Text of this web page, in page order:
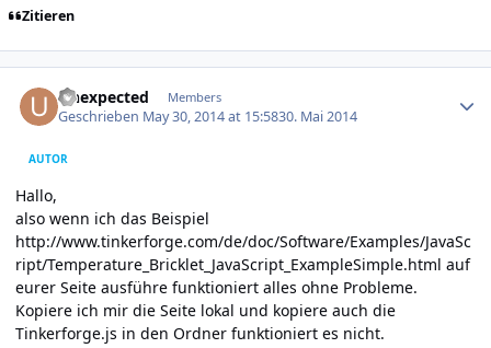
Zitieren
Unexpected Members
Geschrieben May 30, 2014 at 15:5830. Mai 2014
AUTOR
Hallo,
also wenn ich das Beispiel
http://www.tinkerforge.com/de/doc/Software/Examples/JavaSc
ript/Temperature_Bricklet_JavaScript_ExampleSimple.html auf
eurer Seite ausführe funktioniert alles ohne Probleme.
Kopiere ich mir die Seite lokal und kopiere auch die
Tinkerforge.js in den Ordner funktioniert es nicht.